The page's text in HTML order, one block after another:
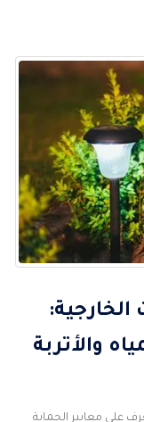
والأتربة
على معايير الحماية